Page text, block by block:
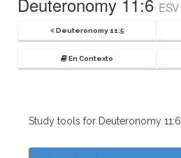
ESV
Deuteronomy 11:5
En Contexto
Study tools for Deuteronomy 11:6